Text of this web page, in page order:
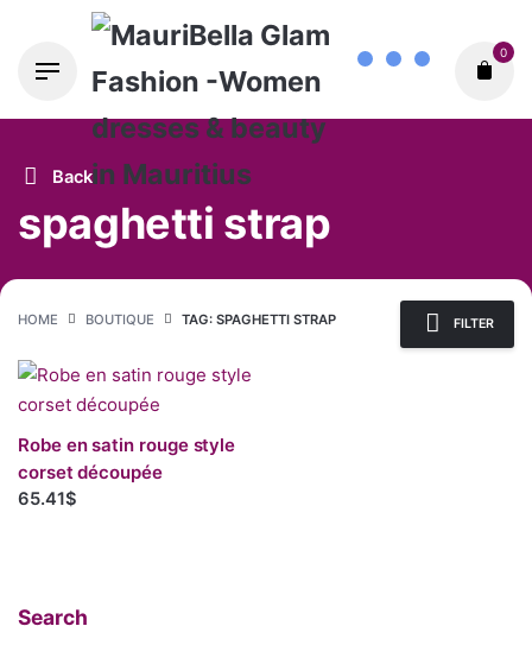
0
Back
spaghetti strap
HOME BOUTIQUE TAG: SPAGHETTI STRAP FILTER
Search
Robe en satin rouge style
corset découpée
65.41$